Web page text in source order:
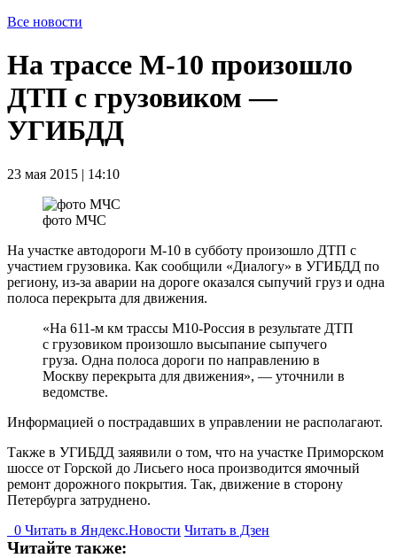
Все новости
На трассе М-10 произошло
ДТП с грузовиком —
УГИБДД
23 мая 2015 | 14:10
фото МЧС
На участке автодороги М-10 в субботу произошло ДТП с
участием грузовика. Как сообщили «Диалогу» в УГИБДД по
региону, из-за аварии на дороге оказался сыпучий груз и одна
полоса перекрыта для движения.
«На 611-м км трассы М10-Россия в результате ДТП
с грузовиком произошло высыпание сыпучего
груза. Одна полоса дороги по направлению в
Москву перекрыта для движения», — уточнили в
ведомстве.
Информацией о пострадавших в управлении не располагают.
Также в УГИБДД заяявили о том, что на участке Приморском
шоссе от Горской до Лисьего носа производится ямочный
ремонт дорожного покрытия. Так, движение в сторону
Петербурга затруднено.
0 Читать в Яндекс.Новости Читать в Дзен
Читайте также: